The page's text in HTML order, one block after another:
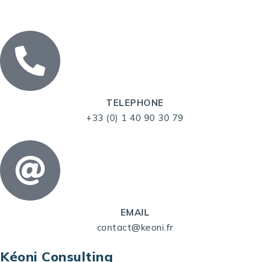
TELEPHONE
+33 (0) 1 40 90 30 79
EMAIL
contact@keoni.fr
Kéoni Consulting